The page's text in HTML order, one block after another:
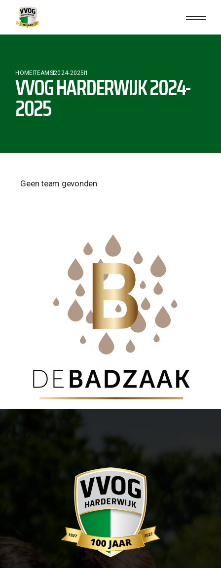
HOMETEAMS2024-2025 1
VVOG HARDERWIJK 2024-
2025
Geen team gevonden